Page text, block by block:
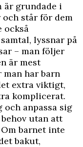
är grundade i
står för dem
också
lyssnar på
– man följer
är mest
man har barn
extra viktigt,
komplicerat.
och anpassa sig
utan att
barnet inte
bakut,